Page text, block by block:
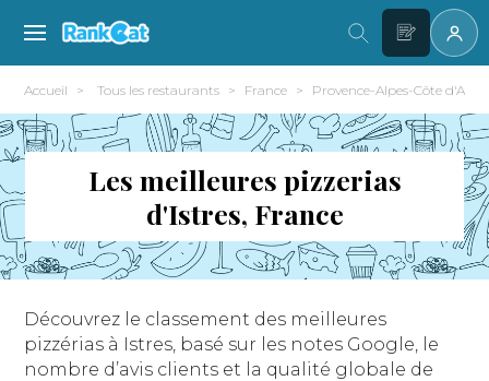
Accueil Tous les restaurants France Provence-Alpes-Côte d'Azur
Les meilleures pizzerias
d'Istres, France
Découvrez le classement des meilleures
pizzérias à Istres, basé sur les notes Google, le
nombre d’avis clients et la qualité globale de